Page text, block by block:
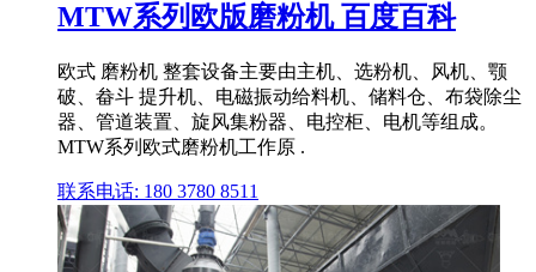
MTW系列欧版磨粉机 百度百科
欧式 磨粉机 整套设备主要由主机、选粉机、风机、颚
破、畚斗 提升机、电磁振动给料机、储料仓、布袋除尘
器、管道装置、旋风集粉器、电控柜、电机等组成。
MTW系列欧式磨粉机工作原 .
联系电话: 180 3780 8511